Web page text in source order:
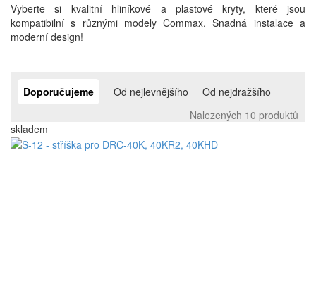
Vyberte si kvalitní hliníkové a plastové kryty, které jsou
kompatibilní s různými modely Commax. Snadná instalace a
moderní design!
Doporučujeme Od nejlevnějšího
Od nejdražšího
Nalezených 10 produktů
skladem